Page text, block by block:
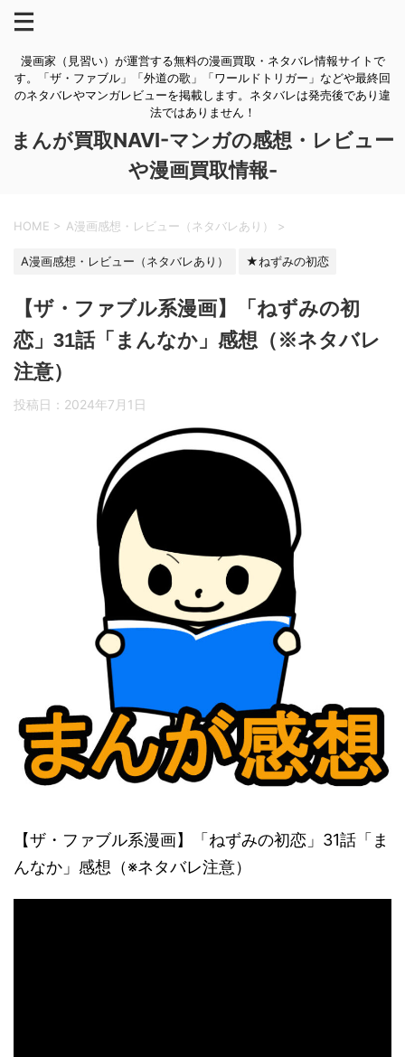
漫画家（見習い）が運営する無料の漫画買取・ネタバレ情報サイトで
す。「ザ・ファブル」「外道の歌」「ワールドトリガー」などや最終回
のネタバレやマンガレビューを掲載します。ネタバレは発売後であり違
法ではありません！
まんが買取NAVI-マンガの感想・レビュー
や漫画買取情報-
HOME > A漫画感想・レビュー（ネタバレあり） >
A漫画感想・レビュー（ネタバレあり） ★ねずみの初恋
【ザ・ファブル系漫画】「ねずみの初
恋」31話「まんなか」感想（※ネタバレ
注意）
投稿日： 2024年7月1日
【ザ・ファブル系漫画】「ねずみの初恋」31話「ま
んなか」感想（※ネタバレ注意）